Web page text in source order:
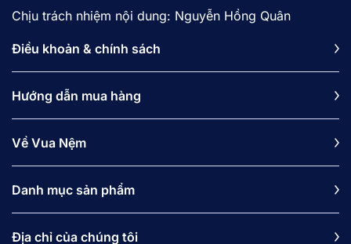
Chịu trách nhiệm nội dung: Nguyễn Hồng Quân
Điều khoản & chính sách
Hướng dẫn mua hàng
Về Vua Nệm
Danh mục sản phẩm
Địa chỉ của chúng tôi